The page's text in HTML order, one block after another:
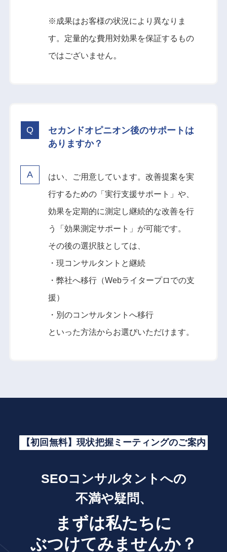
※成果はお客様の状況により異なりま
す。定量的な費用対効果を保証するもの
ではございません。
セカンドオピニオン後のサポートは
ありますか？
はい、ご用意しています。改善提案を実
行するための「実行支援サポート」や、
効果を定期的に測定し継続的な改善を行
う「効果測定サポート」が可能です。
その後の選択肢としては、
・現コンサルタントと継続
・弊社へ移行（Webライタープロでの支
援）
・別のコンサルタントへ移行
といった方法からお選びいただけます。
【初回無料】現状把握ミーティングのご案内
SEOコンサルタントへの
不満や疑問、
まずは私たちに
ぶつけてみませんか？